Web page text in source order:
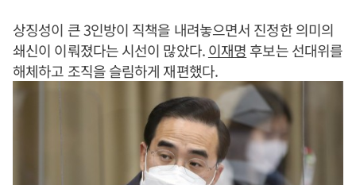
상징성이 큰 3인방이 직책을 내려놓으면서 진정한 의미의
쇄신이 이뤄졌다는 시선이 많았다.이재명 후보는 선대위를
해체하고 조직을 슬림하게 재편했다.